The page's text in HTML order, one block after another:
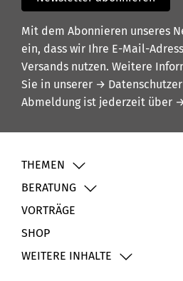
Mit dem Abonnieren unseres
ein, dass wir Ihre E-Mail-
Versands nutzen. Weitere
Sie in unserer →
Abmeldung ist jederzeit über
THEMEN
BERATUNG
VORTRÄGE
SHOP
WEITERE INHALTE